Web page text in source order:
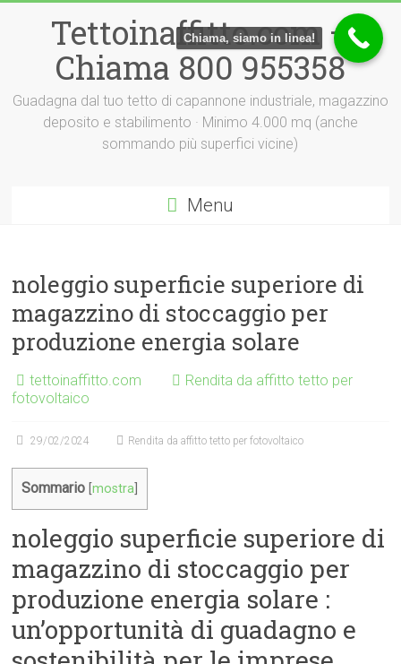
contenutoTettoinaffitto.com –
Chiama 800 955358
Guadagna dal tuo tetto di capannone industriale, magazzino
deposito e stabilimento · Minimo 4.000 mq (anche
sommando più superfici vicine)
Menu
noleggio superficie superiore di
magazzino di stoccaggio per
produzione energia solare
tettoinaffitto.com
Rendita da affitto tetto per
fotovoltaico
29/02/2024 Rendita da affitto tetto per fotovoltaico
Sommario [mostra
noleggio superficie superiore di
magazzino di stoccaggio per
produzione energia solare :
un’opportunità di guadagno e
Chiama, siamo in linea!